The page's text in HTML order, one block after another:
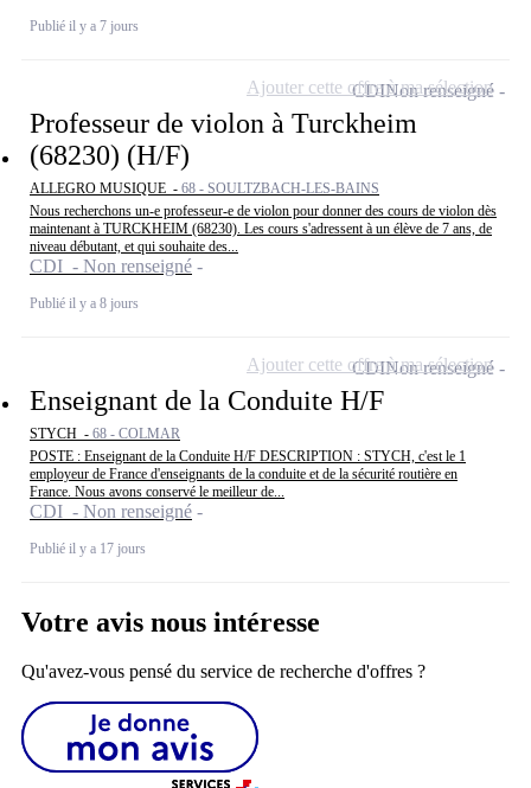
Publié il y a 7 jours
Professeur de violon à Turckheim
(68230) (H/F)
ALLEGRO MUSIQUE - 68 - SOULTZBACH-LES-BAINS
Nous recherchons un-e professeur-e de violon pour donner des cours de violon dès
maintenant à TURCKHEIM (68230). Les cours s'adressent à un élève de 7 ans, de
niveau débutant, et qui souhaite des...
CDI - Non renseigné
Publié il y a 8 jours
CDINon renseigné
Ajouter cette offre à ma sélection
Enseignant de la Conduite H/F
STYCH - 68 - COLMAR
POSTE : Enseignant de la Conduite H/F DESCRIPTION : STYCH, c'est le 1
employeur de France d'enseignants de la conduite et de la sécurité routière en
France. Nous avons conservé le meilleur de...
CDI - Non renseigné
Publié il y a 17 jours
CDINon renseigné
Ajouter cette offre à ma sélection
Votre avis nous intéresse
Qu'avez-vous pensé du service de recherche d'offres ?